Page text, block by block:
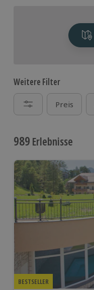
Weitere Filter
Preis
989 Erlebnisse
BESTSELLER